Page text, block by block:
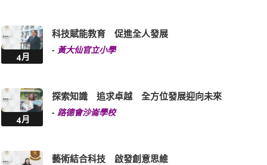
4月
科技賦能教育 促進全人發展
- 黃大仙官立小學
4月
探索知識 追求卓越 全方位發展迎向未來
- 路德會沙崙學校
藝術結合科技 啟發創意思維